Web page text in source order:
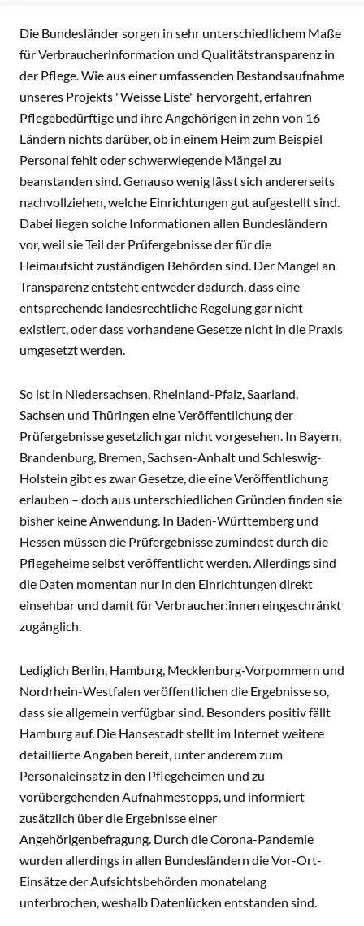
CONTENT
Die Bundesländer sorgen in sehr unterschiedlichem Maße
für Verbraucherinformation und Qualitätstransparenz in
der Pflege. Wie aus einer umfassenden Bestandsaufnahme
unseres Projekts "Weisse Liste" hervorgeht, erfahren
Pflegebedürftige und ihre Angehörigen in zehn von 16
Ländern nichts darüber, ob in einem Heim zum Beispiel
Personal fehlt oder schwerwiegende Mängel zu
beanstanden sind. Genauso wenig lässt sich andererseits
nachvollziehen, welche Einrichtungen gut aufgestellt sind.
Dabei liegen solche Informationen allen Bundesländern
vor, weil sie Teil der Prüfergebnisse der für die
Heimaufsicht zuständigen Behörden sind. Der Mangel an
Transparenz entsteht entweder dadurch, dass eine
entsprechende landesrechtliche Regelung gar nicht
existiert, oder dass vorhandene Gesetze nicht in die Praxis
umgesetzt werden.
So ist in Niedersachsen, Rheinland-Pfalz, Saarland,
Sachsen und Thüringen eine Veröffentlichung der
Prüfergebnisse gesetzlich gar nicht vorgesehen. In Bayern,
Brandenburg, Bremen, Sachsen-Anhalt und Schleswig-
Holstein gibt es zwar Gesetze, die eine Veröffentlichung
erlauben – doch aus unterschiedlichen Gründen finden sie
bisher keine Anwendung. In Baden-Württemberg und
Hessen müssen die Prüfergebnisse zumindest durch die
Pflegeheime selbst veröffentlicht werden. Allerdings sind
die Daten momentan nur in den Einrichtungen direkt
einsehbar und damit für Verbraucher:innen eingeschränkt
zugänglich.
Lediglich Berlin, Hamburg, Mecklenburg-Vorpommern und
Nordrhein-Westfalen veröffentlichen die Ergebnisse so,
dass sie allgemein verfügbar sind. Besonders positiv fällt
Hamburg auf. Die Hansestadt stellt im Internet weitere
detaillierte Angaben bereit, unter anderem zum
Personaleinsatz in den Pflegeheimen und zu
vorübergehenden Aufnahmestopps, und informiert
zusätzlich über die Ergebnisse einer
Angehörigenbefragung. Durch die Corona-Pandemie
wurden allerdings in allen Bundesländern die Vor-Ort-
Einsätze der Aufsichtsbehörden monatelang
unterbrochen, weshalb Datenlücken entstanden sind.